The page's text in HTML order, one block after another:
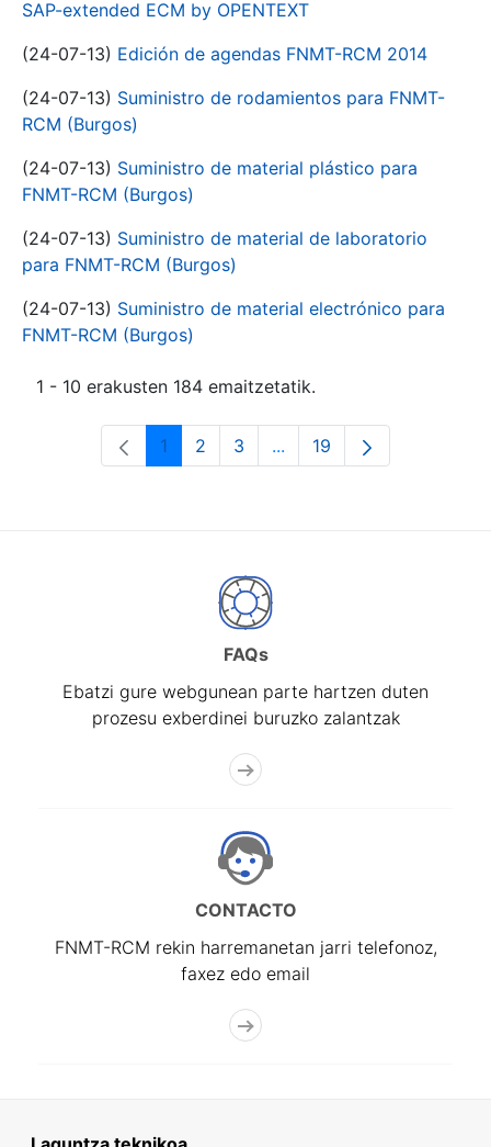
SAP-extended ECM by OPENTEXT
(24-07-13) Edición de agendas FNMT-RCM 2014
(24-07-13) Suministro de rodamientos para FNMT-
RCM (Burgos)
(24-07-13) Suministro de material plástico para
FNMT-RCM (Burgos)
(24-07-13) Suministro de material de laboratorio
para FNMT-RCM (Burgos)
(24-07-13) Suministro de material electrónico para
FNMT-RCM (Burgos)
1 - 10 erakusten 184 emaitzetatik.
Orrialdea
1 Orrialdea
2 Orrialdea
3 ...Intermediate Pages Use
Orrialdea
19
FAQs
Ebatzi gure webgunean parte hartzen duten
prozesu exberdinei buruzko zalantzak
CONTACTO
FNMT-RCM rekin harremanetan jarri telefonoz,
faxez edo email